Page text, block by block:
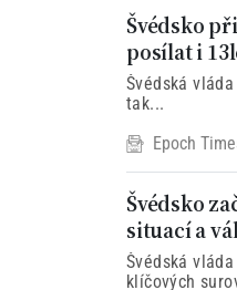
Švédsko
posílat i
Švédská
tak...
Epoch
Švédsko
situací a
Švédská
klíčových